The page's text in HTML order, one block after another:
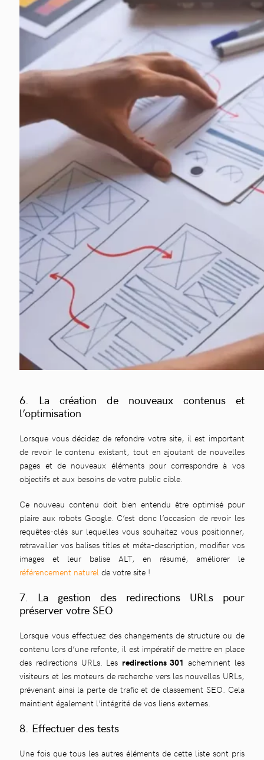
6. La création de nouveaux contenus et
l’optimisation
Lorsque vous décidez de refondre votre site, il est important
de revoir le contenu existant, tout en ajoutant de nouvelles
pages et de nouveaux éléments pour correspondre à vos
objectifs et aux besoins de votre public cible.
Ce nouveau contenu doit bien entendu être optimisé pour
plaire aux robots Google. C’est donc l’occasion de revoir les
requêtes-clés sur lequelles vous souhaitez vous positionner,
retravailler vos balises titles et méta-description, modifier vos
images et leur balise ALT, en résumé, améliorer le
référencement naturel de votre site !
7. La gestion des redirections URLs pour
préserver votre SEO
Lorsque vous effectuez des changements de structure ou de
contenu lors d’une refonte, il est impératif de mettre en place
des redirections URLs. Les redirections 301 acheminent les
visiteurs et les moteurs de recherche vers les nouvelles URLs,
prévenant ainsi la perte de trafic et de classement SEO. Cela
maintient également l’intégrité de vos liens externes.
8. Effectuer des tests
Une fois que tous les autres éléments de cette liste sont pris